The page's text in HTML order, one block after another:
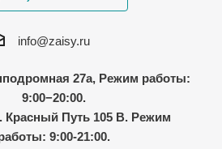
info@zaisy.ru
27а, Режим работы:
9:00−20:00.
Красный Путь 105 В. Режим
9:00-21:00.